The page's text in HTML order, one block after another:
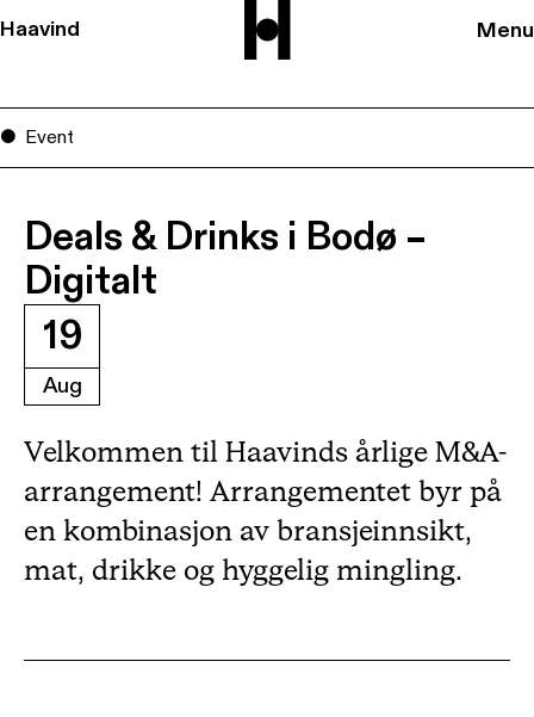
Haavind Menu
Event
Deals & Drinks i Bodø –
Digitalt
Velkommen til Haavinds årlige M&A-
arrangement! Arrangementet byr på
en kombinasjon av bransjeinnsikt,
mat, drikke og hyggelig mingling.
19
Aug